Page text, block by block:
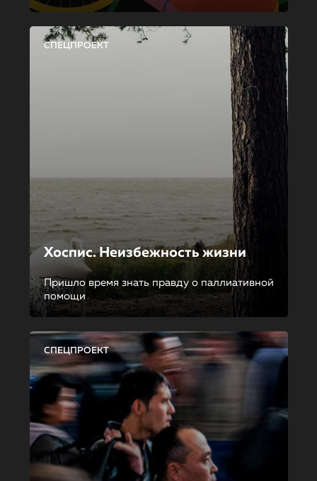
СПЕЦПРОЕКТ
Хоспис. Неизбежность жизни
Пришло время знать правду о паллиативной
помощи
СПЕЦПРОЕКТ